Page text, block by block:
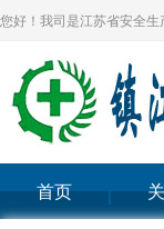
您好！我司是江苏省安全
首页